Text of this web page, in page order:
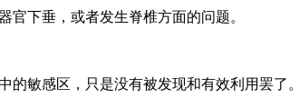
下垂，或者发生脊椎方面的问题。
敏感区，只是没有被发现和有效利用罢了。